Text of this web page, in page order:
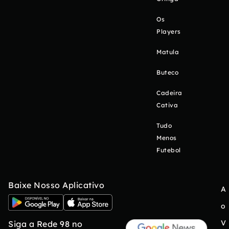
Os
Players
Matula
Buteco
Cadeira
Cativa
Tudo
Menos
Futebol
Baixe Nosso Aplicativo
Siga a Rede 98 no
A
o
V